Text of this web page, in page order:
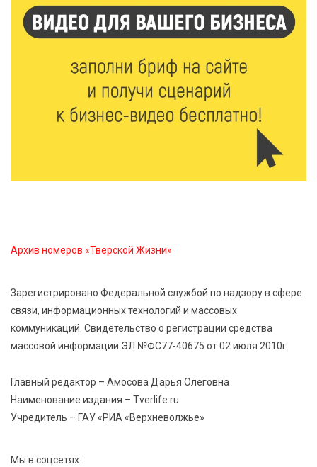
В Ржеве чествовали работников строительной
Крестовоздвиженской церкви
7 Авг 2026 18:01 362
День арбуза отметили ребята в Андреапольском
Доме культуры
Названы первые победители программы «Земский
работник культуры» в Тверской области
Архив номеров «Тверской Жизни»
Зарегистрировано Федеральной службой по надзору в сфере
связи, информационных технологий и массовых
коммуникаций. Свидетельство о регистрации средства
массовой информации ЭЛ №ФС77-40675 от 02 июля 2010г.
Главный редактор – Амосова Дарья Олеговна
Наименование издания – Tverlife.ru
Учредитель – ГАУ «РИА «Верхневолжье»
Мы в соцсетях: